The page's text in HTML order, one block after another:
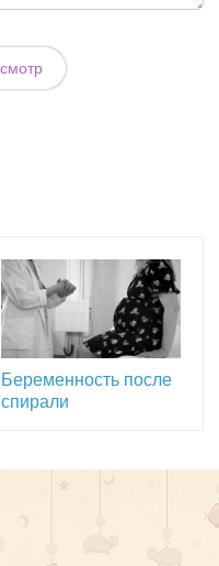
Беременность после
спирали